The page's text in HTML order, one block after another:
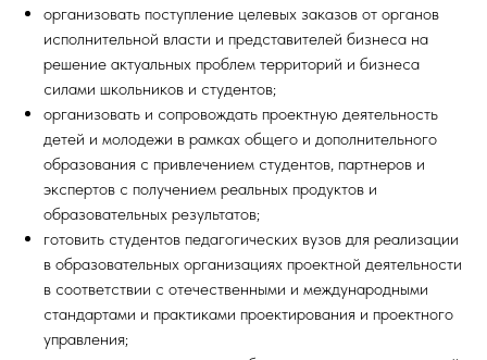
организовать поступление целевых заказов от органов
исполнительной власти и представителей бизнеса на
решение актуальных проблем территорий и бизнеса
силами школьников и студентов;
организовать и сопровождать проектную деятельность
детей и молодежи в рамках общего и дополнительного
образования с привлечением студентов, партнеров и
экспертов с получением реальных продуктов и
образовательных результатов;
готовить студентов педагогических вузов для реализации
в образовательных организациях проектной деятельности
в соответствии с отечественными и международными
стандартами и практиками проектирования и проектного
управления;